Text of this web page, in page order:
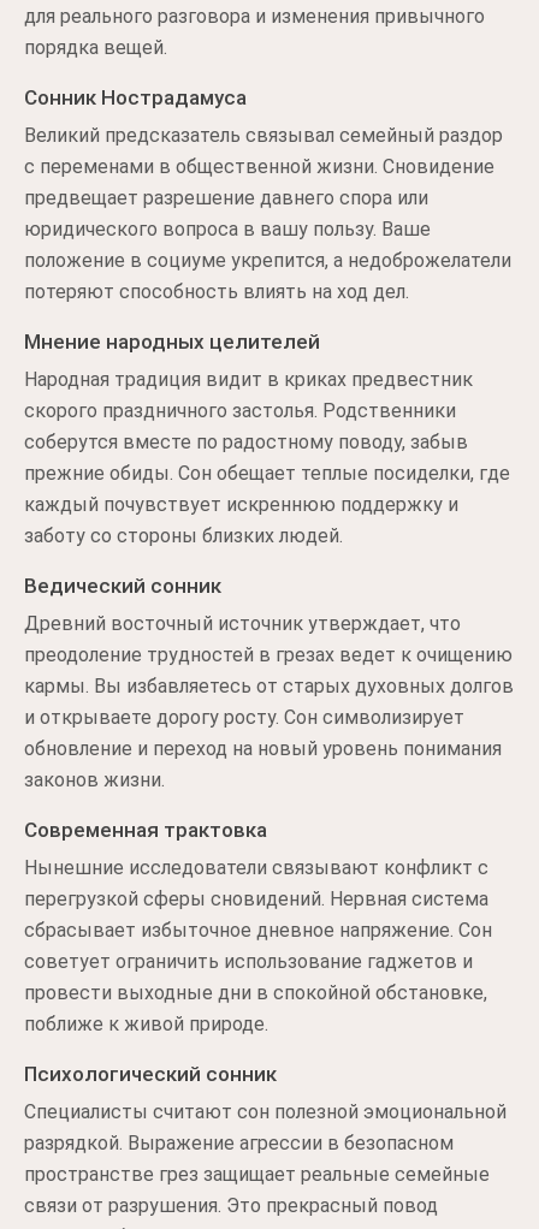
для реального разговора и изменения привычного
порядка вещей.
Сонник Нострадамуса
Великий предсказатель связывал семейный раздор
с переменами в общественной жизни. Сновидение
предвещает разрешение давнего спора или
юридического вопроса в вашу пользу. Ваше
положение в социуме укрепится, а недоброжелатели
потеряют способность влиять на ход дел.
Мнение народных целителей
Народная традиция видит в криках предвестник
скорого праздничного застолья. Родственники
соберутся вместе по радостному поводу, забыв
прежние обиды. Сон обещает теплые посиделки, где
каждый почувствует искреннюю поддержку и
заботу со стороны близких людей.
Ведический сонник
Древний восточный источник утверждает, что
преодоление трудностей в грезах ведет к очищению
кармы. Вы избавляетесь от старых духовных долгов
и открываете дорогу росту. Сон символизирует
обновление и переход на новый уровень понимания
законов жизни.
Современная трактовка
Нынешние исследователи связывают конфликт с
перегрузкой сферы сновидений. Нервная система
сбрасывает избыточное дневное напряжение. Сон
советует ограничить использование гаджетов и
провести выходные дни в спокойной обстановке,
поближе к живой природе.
Психологический сонник
Специалисты считают сон полезной эмоциональной
разрядкой. Выражение агрессии в безопасном
пространстве грез защищает реальные семейные
связи от разрушения. Это прекрасный повод